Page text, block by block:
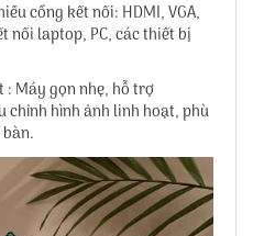
cổng kết nối: HDMI, VGA,
nối laptop, PC, các thiết bị
: Máy gọn nhẹ, hỗ trợ
hình ảnh linh hoạt, phù